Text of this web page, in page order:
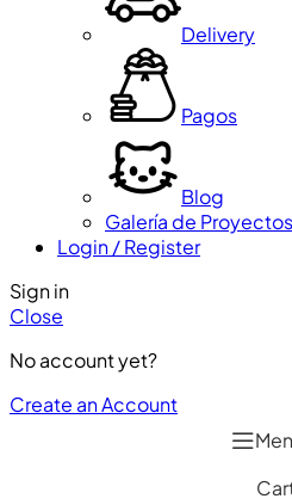
Delivery
Pagos
Blog
Galería de Proyectos
Login / Register
Sign in
Close
No account yet?
Create an Account